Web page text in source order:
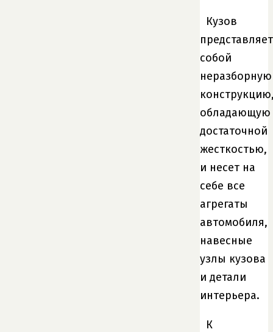
Кузов
представляет
собой
неразборную
обладающую
достаточной
жесткостью,
и несет на
себе все
агрегаты
автомобиля,
навесные
узлы кузова
и детали
интерьера.
К